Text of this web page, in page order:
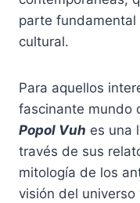
parte
cultural.
Para aquellos
fascinante mundo
Popol Vuh es una
través de sus
mitología de los
visión del